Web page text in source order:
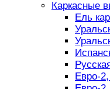
Каркасные
Ель
Евро-